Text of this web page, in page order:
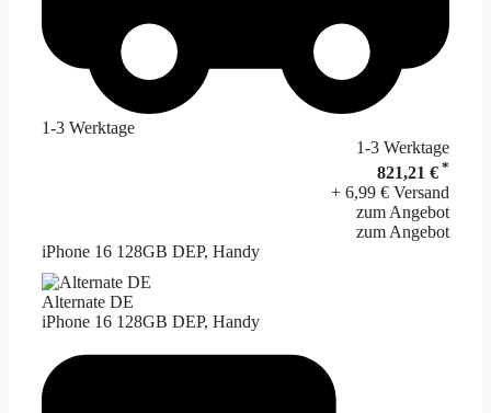
1-3 Werktage
1-3 Werktage
821,21 € *
+ 6,99 € Versand
zum Angebot
zum Angebot
iPhone 16 128GB DEP, Handy
Alternate DE
iPhone 16 128GB DEP, Handy